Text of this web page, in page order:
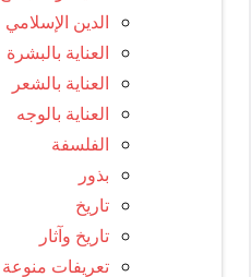
الدين الإسلامي
العناية بالبشرة
العناية بالشعر
العناية بالوجه
الفلسفة
بذور
تاريخ
تاريخ وآثار
تعريفات منوعة